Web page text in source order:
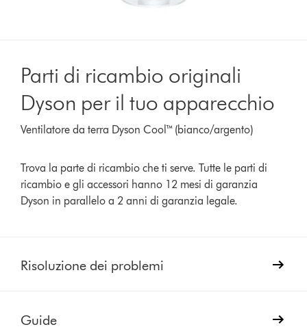
Parti di ricambio originali
Dyson per il tuo apparecchio
Ventilatore da terra Dyson Cool™ (bianco/argento)
Trova la parte di ricambio che ti serve. Tutte le parti di
ricambio e gli accessori hanno 12 mesi di garanzia
Dyson in parallelo a 2 anni di garanzia legale.
Risoluzione dei problemi
Guide